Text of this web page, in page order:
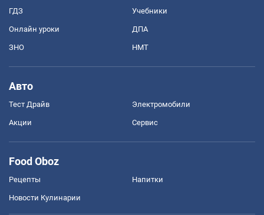
ГДЗ Учебники
Онлайн уроки ДПА
ЗНО НМТ
Авто
Тест Драйв Электромобили
Акции Сервис
Food Oboz
Рецепты Напитки
Новости Кулинарии